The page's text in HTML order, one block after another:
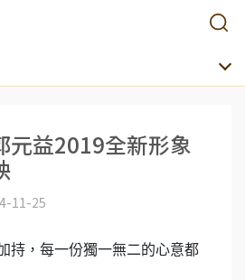
益2019全新形象
11-25
持，每一份獨一無二的心意都